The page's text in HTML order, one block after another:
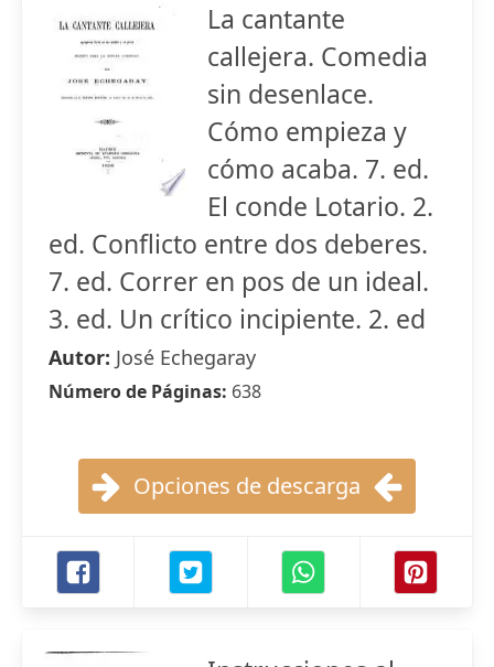
La cantante
callejera. Comedia
sin desenlace.
Cómo empieza y
cómo acaba. 7. ed.
El conde Lotario. 2.
ed. Conflicto entre dos deberes.
7. ed. Correr en pos de un ideal.
3. ed. Un crítico incipiente. 2. ed
Autor: José Echegaray
Número de Páginas: 638
Opciones de descarga